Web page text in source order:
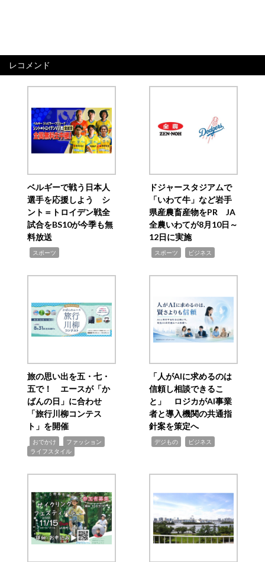
レコメンド
ベルギーで戦う日本人
選手を応援しよう シ
ント＝トロイデン戦全
試合をBS10が今季も無
料放送
スポーツ
ドジャースタジアムで
「いわて牛」など岩手
県産農畜産物をPR JA
全農いわてが8月10日～
12日に実施
スポーツ ビジネス
旅の思い出を五・七・
五で！ エースが「か
ばんの日」に合わせ
「旅行川柳コンテス
ト」を開催
おでかけ ファッション
ライフスタイル
「人がAIに求めるのは
信頼し相談できるこ
と」 ロジカがAI事業
者と導入機関の共通指
針案を策定へ
デジもの ビジネス